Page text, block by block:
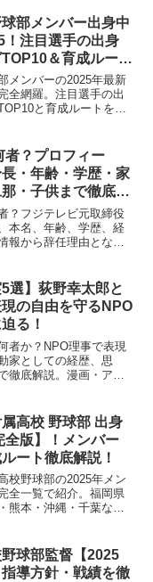
部メンバー出身中
！注目選手の出身
＆育成ルート
情報】
メンバーの2025年最新
全網羅。注目選手の出
と育成ルートを徹
の秘密を詳しく紹介し
者？プロフィー
・年齢・学歴・家
・子供まで徹底解
取締役就任から辞
2025最新】
？フジテレビ元取締役
本名、年齢、学歴、経
報から辞任理由となっ
5選】荻野幸太郎と
の自由を守るNPO
る！
者か？NPO理事で表現
家としての経歴、思
徹底解説。漫画・アニ
す。
高校 野球部 出身
全版】！メンバー
ート徹底解説！
校野球部の2025年メン
全一覧で紹介。福岡県
熊本・沖縄・千葉など
読ガイド！
球部監督【2025
導方針・戦績を徹